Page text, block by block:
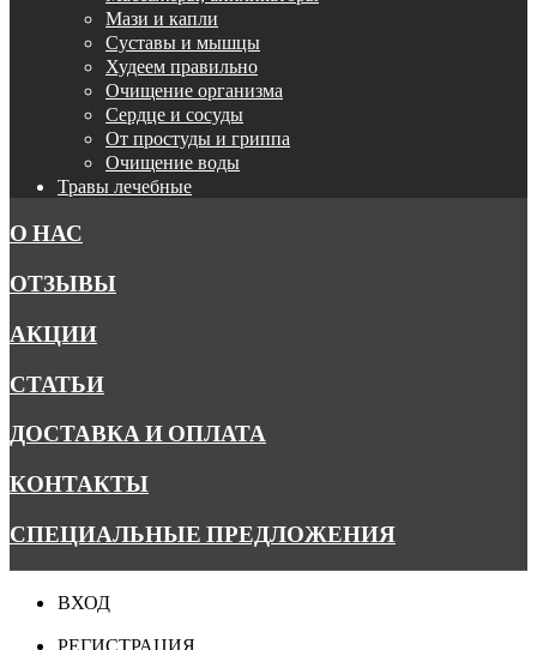
Мази и капли
Суставы и мышцы
Худеем правильно
Очищение организма
Сердце и сосуды
От простуды и гриппа
Очищение воды
Травы лечебные
О НАС
ОТЗЫВЫ
АКЦИИ
СТАТЬИ
ДОСТАВКА И ОПЛАТА
КОНТАКТЫ
СПЕЦИАЛЬНЫЕ ПРЕДЛОЖЕНИЯ
ВХОД